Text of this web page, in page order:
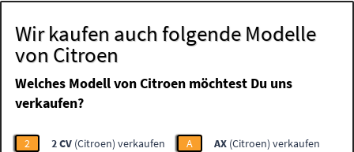
Wir kaufen auch folgende Modelle
von Citroen
Welches Modell von Citroen möchtest Du uns
verkaufen?
2 2 CV (Citroen) verkaufen A AX (Citroen) verkaufen